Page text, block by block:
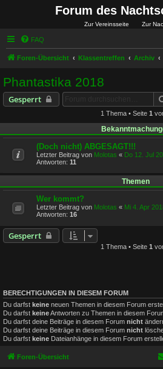
Forum des
Zur Vereinsseite Zur
FAQ
Foren-Übersicht Klassentreffen Archiv
Phantastika 2018
Gesperrt
1 Thema • Seite 1
(Doch nicht) ABGESAGT!!!
Letzter Beitrag von Molotas « Do 12. Jul
Antworten: 11
Themen
Wer kommt?
Letzter Beitrag von Molotas « Mi 4. Apr
Antworten: 16
Gesperrt
1 Thema • Seite 1
BERECHTIGUNGEN IN DIESEM FORUM
Du darfst keine neuen Themen in diesem Forum
Du darfst keineAntworten zu Themen in diesem
Du darfst deine Beiträge in diesem Forum nicht
Du darfst deine Beiträge in diesem Forum nicht
Du darfst keine Dateianhänge in diesem Forum
Foren-Übersicht